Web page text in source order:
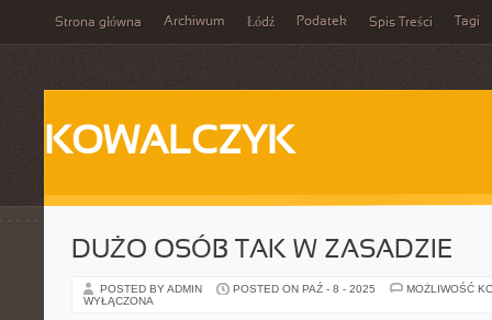
Strona główna Archiwum Łódź Podatek Spis Treści Tagi
KOWALCZYK
DUŻO OSÓB TAK W ZASADZIE
POSTED BY ADMIN POSTED ON PAŹ - 8 - 2025
MOŻLIWOŚĆ
WYŁĄCZONA